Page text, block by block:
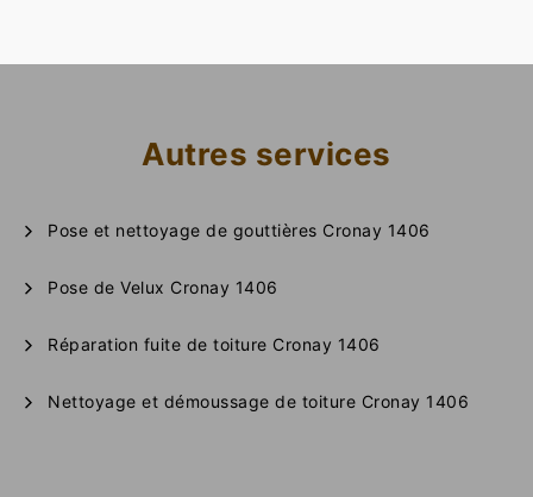
Autres services
Pose et nettoyage de gouttières Cronay 1406
Pose de Velux Cronay 1406
Réparation fuite de toiture Cronay 1406
Nettoyage et démoussage de toiture Cronay 1406